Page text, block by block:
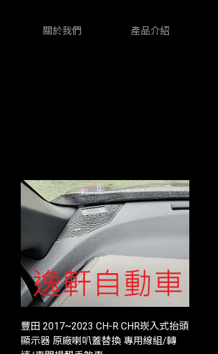
關於我們 產品介紹
豐田 2017~2023 CH-R CHR崁入式抬頭
顯示器 原廠喇叭蓋替換 專用線組/轉